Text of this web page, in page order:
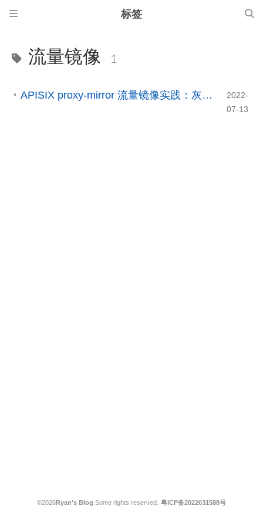
标签
流量镜像 1
APISIX proxy-mirror 流量镜像实践：灰度验证、监控分析与注意事项
2022-
07-13
©2026Ryan's Blog Some rights reserved. ·粤ICP备2022031588号